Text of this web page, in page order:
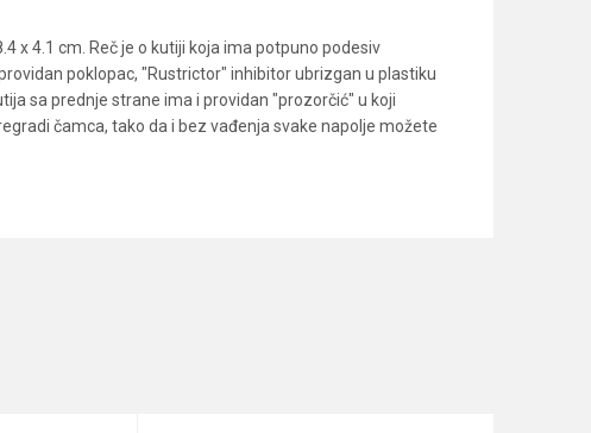
x 4.1 cm. Reč je o kutiji koja ima potpuno podesiv
poklopac, "Rustrictor" inhibitor ubrizgan u plastiku
sa prednje strane ima i providan "prozorčić" u koji
čamca, tako da i bez vađenja svake napolje možete